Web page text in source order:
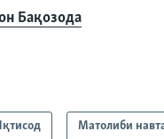
Бақозода
Матолиби